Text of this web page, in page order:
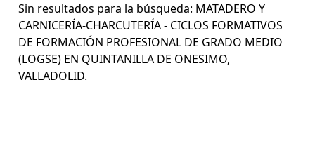
Sin resultados para la búsqueda: MATADERO Y
CARNICERÍA-CHARCUTERÍA - CICLOS FORMATIVOS
DE FORMACIÓN PROFESIONAL DE GRADO MEDIO
(LOGSE) EN QUINTANILLA DE ONESIMO,
VALLADOLID.